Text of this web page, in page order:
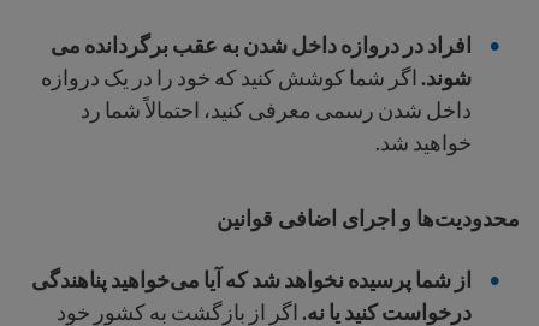
افراد در دروازه داخل شدن به عقب برگردانده می
شوند.اگر شما کوشش کنید که خود را در یک دروازه
داخل شدن رسمی معرفی کنید، احتمالاً شما رد
خواهید شد.
محدودیت‌ها و اجرای اضافی قوانین
از شما پرسیده نخواهد شد که آیا می‌خواهید پناهندگی
درخواست کنید یا نه.اگر از بازگشت به کشور خود